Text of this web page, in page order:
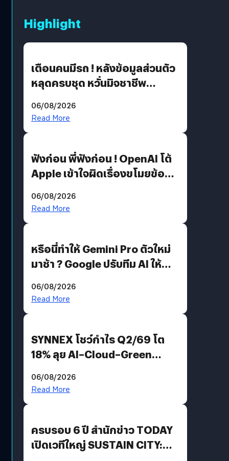
Highlight
เตือนคนมีรถ ! หลังข้อมูลส่วนตัว
หลุดครบชุด หวั่นมิจชาชีพ
รหัสผ่านหลุด ไม่ใช่แฮ็กเกอร์
06/08/2026
Read More
ฟังก่อน พี่ฟังก่อน ! OpenAI โต้
Apple เข้าใจผิดเรื่องขโมยข้อมูล
06/08/2026
Read More
หรือนี่ทำให้ Gemini Pro ตัวใหม่
มาช้า ? Google ปรับทีม AI ให้
AGI
06/08/2026
Read More
SYNNEX โชว์กำไร Q2/69 โต
18% ลุย AI–Cloud–Green
Revenue เร่งเครื่อง New
06/08/2026
Read More
ครบรอบ 6 ปี สำนักข่าว TODAY
เปิดเวทีใหญ่ SUSTAIN CITY: